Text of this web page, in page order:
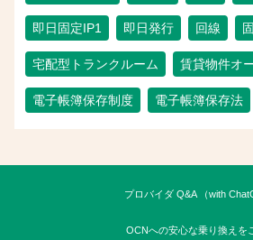
即日固定IP1 即日発行 回線
宅配型トランクルーム 賃貸物件オ
電子帳簿保存制度 電子帳簿保存法
プロバイダ Q&A （with
OCNへの安心な乗り換えを